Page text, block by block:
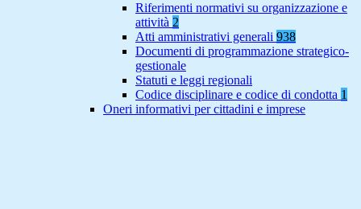
Riferimenti normativi su organizzazione e
attività 2
Atti amministrativi generali 938
Documenti di programmazione strategico-
gestionale
Statuti e leggi regionali
Codice disciplinare e codice di condotta 1
Oneri informativi per cittadini e imprese